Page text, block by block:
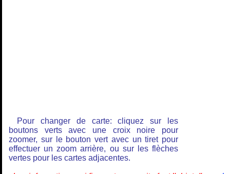
Pour changer de carte: cliquez sur les
boutons verts avec une croix noire pour
zoomer, sur le bouton vert avec un tiret pour
effectuer un zoom arrière, ou sur les flèches
vertes pour les cartes adjacentes.